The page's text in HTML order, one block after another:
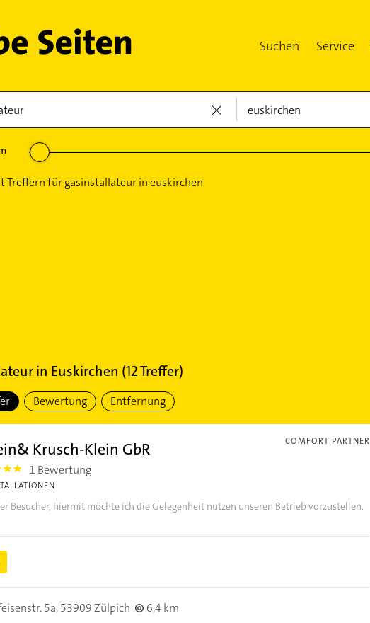
Suchen Service
in Euskirchen (12Treffer)
Bewertung Entfernung
COMFORT PARTNER
Krusch-Klein GbR
1 Bewertung
Besucher, hiermit möchte ich die Gelegenheit nutzen unseren Betrieb vorzustellen.
5a,53909 Zülpich
6,4 km